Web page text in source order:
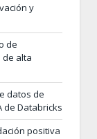
y
de
alta
datos de
de Databricks
positiva